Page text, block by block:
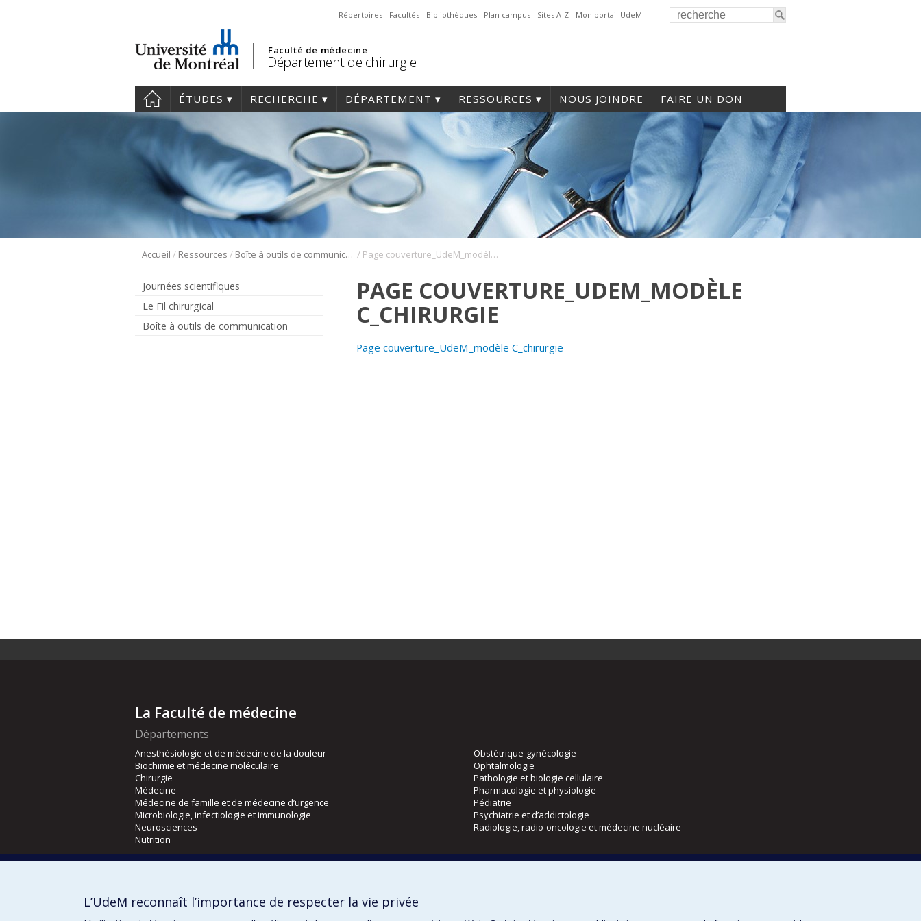
Répertoires Facultés Bibliothèques Plan campus Sites A-Z Mon portail UdeM
Faculté de médecine
Département de chirurgie
ÉTUDES RECHERCHE DÉPARTEMENT RESSOURCES NOUS JOINDRE FAIRE UN DON
Accueil / Ressources / Boîte à outils de communication / Page couverture_UdeM_modèle C_chirurgie
Journées scientifiques
Le Fil chirurgical
Boîte à outils de communication
PAGE COUVERTURE_UDEM_MODÈLE
C_CHIRURGIE
Page couverture_UdeM_modèle C_chirurgie
La Faculté de médecine
Départements
Anesthésiologie et de médecine de la douleur
Biochimie et médecine moléculaire
Chirurgie
Médecine
Médecine de famille et de médecine d’urgence
Microbiologie, infectiologie et immunologie
Neurosciences
Nutrition
Obstétrique-gynécologie
Ophtalmologie
Pathologie et biologie cellulaire
Pharmacologie et physiologie
Pédiatrie
Psychiatrie et d’addictologie
Radiologie, radio-oncologie et médecine nucléaire
Orthophonie et audiologie
L’UdeM reconnaît l’importance de respecter la vie privée